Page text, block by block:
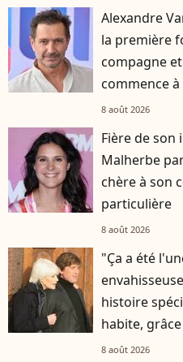
Alexandre
la première
compagne
commence
8 août 2026
Fière de son
Malherbe
chère à son
particulière
8 août 2026
"Ça a été
histoire
habite,
Hardy
8 août 2026